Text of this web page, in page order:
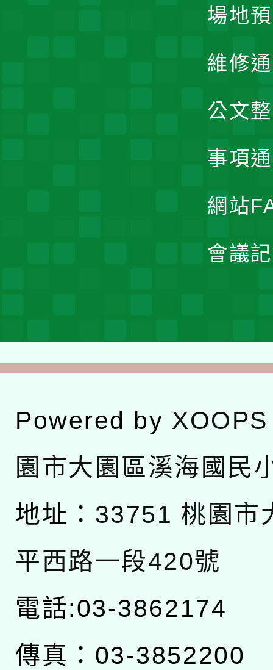
場地
維修
公文
事項
網站
會議
Powered by XOOPS
園市大園區溪海國民
地址： 33751 桃園市
平西路一段420號
電話:03-3862174
傳真：03-3852200